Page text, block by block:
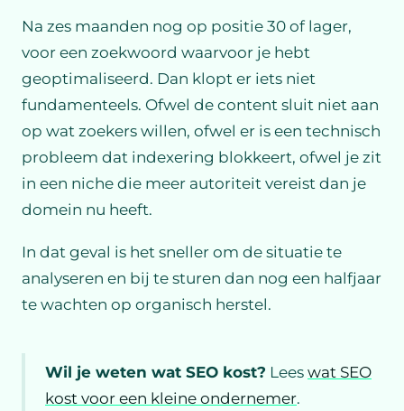
Na zes maanden nog op positie 30 of lager,
voor een zoekwoord waarvoor je hebt
geoptimaliseerd. Dan klopt er iets niet
fundamenteels. Ofwel de content sluit niet aan
op wat zoekers willen, ofwel er is een technisch
probleem dat indexering blokkeert, ofwel je zit
in een niche die meer autoriteit vereist dan je
domein nu heeft.
In dat geval is het sneller om de situatie te
analyseren en bij te sturen dan nog een halfjaar
te wachten op organisch herstel.
Wil je weten wat SEO kost? Leeswat SEO
kost voor een kleine ondernemer.